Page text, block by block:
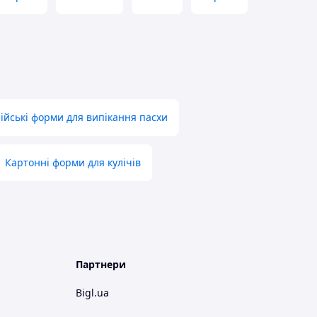
форми для випікання пасхи
Картонні форми для кулічів
Партнери
Bigl.ua